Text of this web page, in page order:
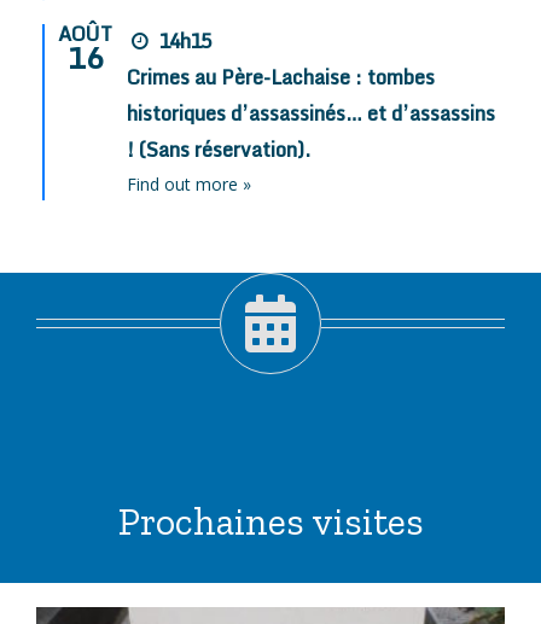
AOÛT
16
14h15
Crimes au Père-Lachaise : tombes
historiques d’assassinés… et d’assassins
! (Sans réservation).
Find out more »
Prochaines visites